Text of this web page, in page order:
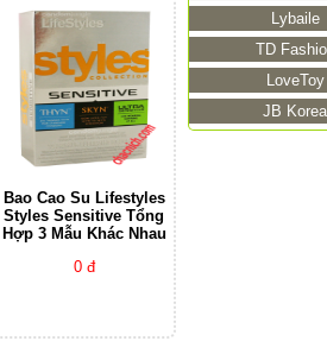
Bao Cao Su Lifestyles
Styles Sensitive Tổng
Hợp 3 Mẫu Khác Nhau
0 đ
Lybaile
TD
LoveToy
JB Korea